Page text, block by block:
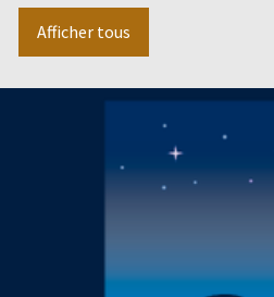
Afficher tous